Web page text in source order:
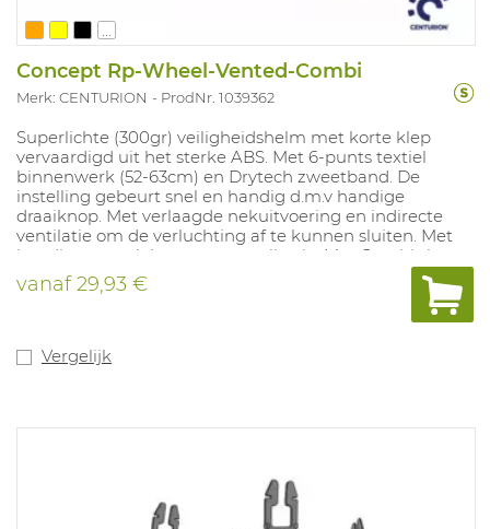
Concept Rp-Wheel-Vented-Combi
Merk: CENTURION ProdNr. 1039362
Superlichte (300gr) veiligheidshelm met korte klep
vervaardigd uit het sterke ABS. Met 6-punts textiel
binnenwerk (52-63cm) en Drytech zweetband. De
instelling gebeurt snel en handig d.m.v handige
draaiknop. Met verlaagde nekuitvoering en indirecte
ventilatie om de verluchting af te kunnen sluiten. Met
handig oppervlak voor personalisatie. Met Combi slot
voor opbouw van gehoor- en gelaatsbescherming.
Kleuren: wit, geel, oranje, rood, blauw, groen, zwart, geel
HiViz en oranje HiViz. Dit artikel is de vervanger van ref.
vanaf29,93 €
Vergelijk